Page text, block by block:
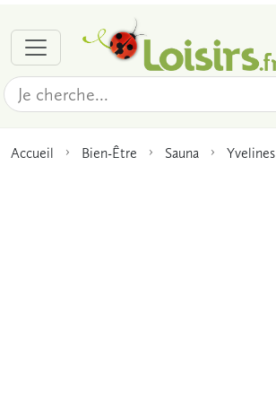
Accueil Bien-Être Sauna Yvelines